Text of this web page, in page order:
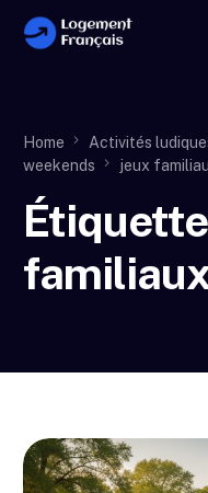
Home
Activités
weekends
jeux